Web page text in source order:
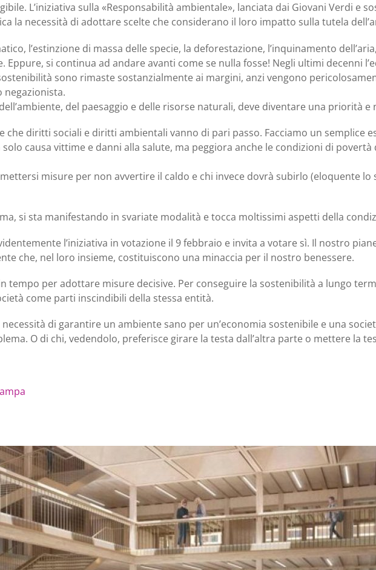
L’iniziativa sulla «Responsabilità ambientale», lanciata dai Giovani Verdi e
la necessità di adottare scelte che considerano il loro impatto sulla tutela
l’estinzione di massa delle specie, la deforestazione, l’inquinamento
Eppure, si continua ad andare avanti come se nulla fosse! Negli ultimi decenni
sono rimaste sostanzialmente ai margini, anzi vengono
negazionista.
del paesaggio e delle risorse naturali, deve diventare una priorità
che diritti sociali e diritti ambientali vanno di pari passo. Facciamo un semplice
causa vittime e danni alla salute, ma peggiora anche le condizioni di
misure per non avvertire il caldo e chi invece dovrà subirlo (eloquente
si sta manifestando in svariate modalità e tocca moltissimi aspetti della
l’iniziativa in votazione il 9 febbraio e invita a votare sì. Il nostro
che, nel loro insieme, costituiscono una minaccia per il nostro benessere.
tempo per adottare misure decisive. Per conseguire la sostenibilità a lungo
come parti inscindibili della stessa entità.
necessità di garantire un ambiente sano per un’economia sostenibile e una
O di chi, vedendolo, preferisce girare la testa dall’altra parte o mettere la